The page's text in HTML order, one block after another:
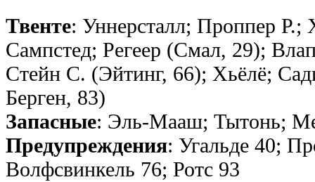
Твенте: Уннерсталл; Проппер Р.;
Сампстед; Регеер (Смал, 29);
Стейн С. (Эйтинг, 66); Хьёлё;
Берген, 83)
Запасные: Эль-Мааш; Тытонь;
Предупреждения: Угальде 40;
Волфсвинкель 76; Ротс 93